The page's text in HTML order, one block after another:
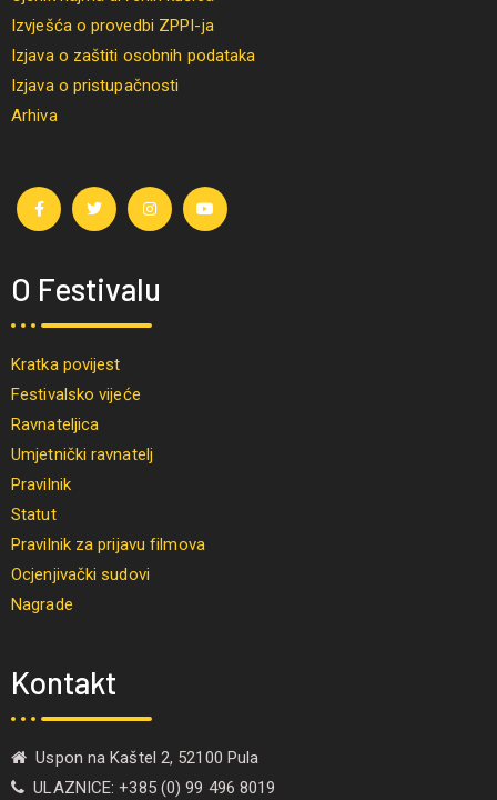
Izvješća o provedbi ZPPI-ja
Izjava o zaštiti osobnih podataka
Izjava o pristupačnosti
Arhiva
O Festivalu
Kratka povijest
Festivalsko vijeće
Ravnateljica
Umjetnički ravnatelj
Pravilnik
Statut
Pravilnik za prijavu filmova
Ocjenjivački sudovi
Nagrade
Kontakt
Uspon na Kaštel 2, 52100 Pula
ULAZNICE: +385 (0) 99 496 8019